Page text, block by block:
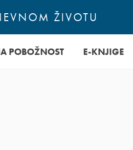
ŽIVOTU
POBOŽNOST E-KNJIGE